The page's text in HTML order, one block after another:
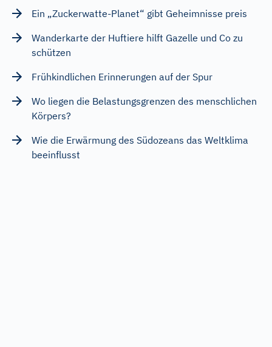
Ein „Zuckerwatte-Planet“ gibt Geheimnisse preis
Wanderkarte der Huftiere hilft Gazelle und Co zu
schützen
Frühkindlichen Erinnerungen auf der Spur
Wo liegen die Belastungsgrenzen des menschlichen
Körpers?
Wie die Erwärmung des Südozeans das Weltklima
beeinflusst